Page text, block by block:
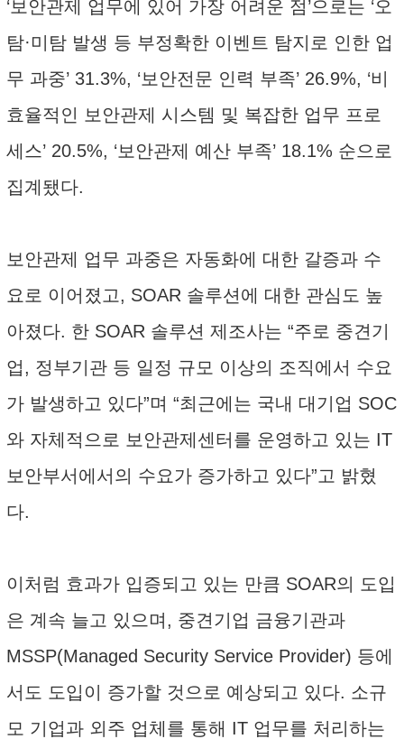
‘보안관제 업무에 있어 가장 어려운 점’으로는 ‘오
탐·미탐 발생 등 부정확한 이벤트 탐지로 인한 업
무 과중’ 31.3%, ‘보안전문 인력 부족’ 26.9%, ‘비
효율적인 보안관제 시스템 및 복잡한 업무 프로
세스’ 20.5%, ‘보안관제 예산 부족’ 18.1% 순으로
집계됐다.
보안관제 업무 과중은 자동화에 대한 갈증과 수
요로 이어졌고, SOAR 솔루션에 대한 관심도 높
아졌다. 한 SOAR 솔루션 제조사는 “주로 중견기
업, 정부기관 등 일정 규모 이상의 조직에서 수요
가 발생하고 있다”며 “최근에는 국내 대기업 SOC
와 자체적으로 보안관제센터를 운영하고 있는 IT
보안부서에서의 수요가 증가하고 있다”고 밝혔
다.
이처럼 효과가 입증되고 있는 만큼 SOAR의 도입
은 계속 늘고 있으며, 중견기업 금융기관과
MSSP(Managed Security Service Provider) 등에
서도 도입이 증가할 것으로 예상되고 있다. 소규
모 기업과 외주 업체를 통해 IT 업무를 처리하는